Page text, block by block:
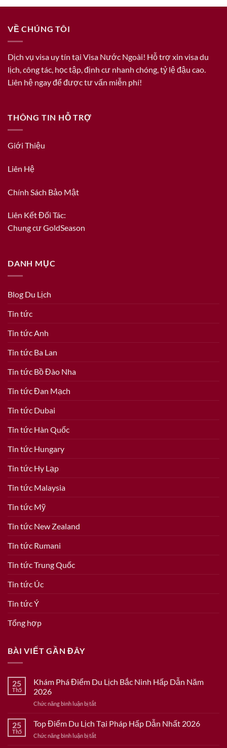
VỀ CHÚNG TÔI
Dịch vụ visa uy tín tại Visa Nước Ngoài! Hỗ trợ xin visa du
lịch, công tác, học tập, định cư nhanh chóng, tỷ lệ đậu cao.
Liên hệ ngay để được tư vấn miễn phí!
THÔNG TIN HỖ TRỢ
Giới Thiệu
Liên Hệ
Chính Sách Bảo Mật
Liên Kết Đối Tác:
Chung cư GoldSeason
DANH MỤC
Blog Du Lịch
Tin tức
Tin tức Anh
Tin tức Ba Lan
Tin tức Bồ Đào Nha
Tin tức Đan Mạch
Tin tức Dubai
Tin tức Hàn Quốc
Tin tức Hungary
Tin tức Hy Lạp
Tin tức Malaysia
Tin tức Mỹ
Tin tức New Zealand
Tin tức Rumani
Tin tức Trung Quốc
Tin tức Úc
Tin tức Ý
Tổng hợp
BÀI VIẾT GẦN ĐÂY
25
Th5
Khám Phá Điểm Du Lịch Bắc Ninh Hấp Dẫn Năm
2026
Chức năng bình luận bị tắtở
Phá
Điểm
Du
25
Th5
Top Điểm Du Lịch Tại Pháp Hấp Dẫn Nhất 2026
Chức năng bình luận bị tắtở